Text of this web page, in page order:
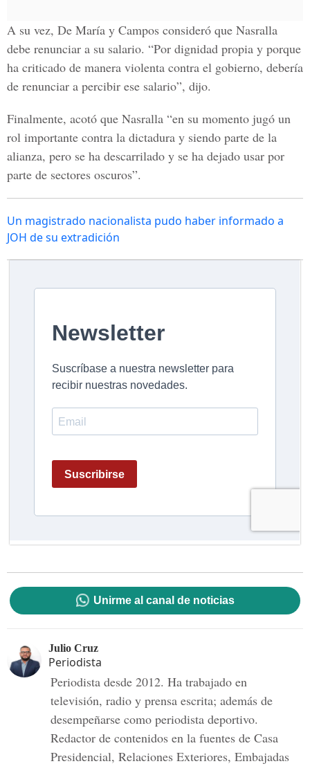
A su vez, De María y Campos consideró que Nasralla
debe renunciar a su salario. “Por dignidad propia y porque
ha criticado de manera violenta contra el gobierno, debería
de renunciar a percibir ese salario”, dijo.
Finalmente, acotó que Nasralla “en su momento jugó un
rol importante contra la dictadura y siendo parte de la
alianza, pero se ha descarrilado y se ha dejado usar por
parte de sectores oscuros”.
Un magistrado nacionalista pudo haber informado a
JOH de su extradición
Unirme al canal de noticias
Julio Cruz
Periodista
Periodista desde 2012. Ha trabajado en
televisión, radio y prensa escrita; además de
desempeñarse como periodista deportivo.
Redactor de contenidos en la fuentes de Casa
Presidencial, Relaciones Exteriores, Embajadas